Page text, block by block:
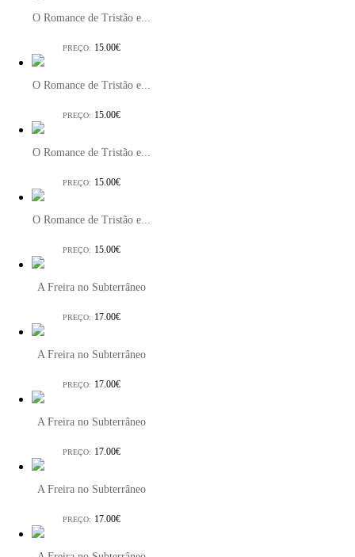
O Romance de Tristão e...
PREÇO: 15.00€
O Romance de Tristão e...
PREÇO: 15.00€
O Romance de Tristão e...
PREÇO: 15.00€
O Romance de Tristão e...
PREÇO: 15.00€
A Freira no Subterrâneo
PREÇO: 17.00€
A Freira no Subterrâneo
PREÇO: 17.00€
A Freira no Subterrâneo
PREÇO: 17.00€
A Freira no Subterrâneo
PREÇO: 17.00€